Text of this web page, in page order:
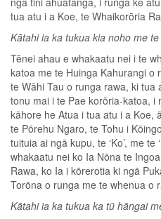
tua atu i a Koe, te Whaikorōria
Kātahi ia ka tukua kia noho me
Tēnei ahau e whakaatu nei i te
katoa me te Huinga Kahurangi o
te Wāhi Tau o runga rawa, ki
tonu mai i te Pae korōria-katoa, i
kāhore he Atua i tua atu i a Koe,
te Pōrehu Ngaro, te Tohu i
tuituia ai ngā kupu, te ‘Ko’, me te
whakaatu nei ko Ia Nōna te
Rawa, ko Ia i kōrerotia ki ngā
Torōna o runga me te whenua o
Kātahi ia ka tukua ka tū hāngai